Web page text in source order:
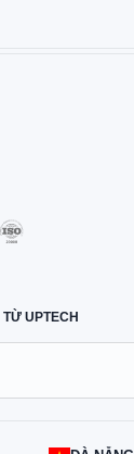
UPTECH